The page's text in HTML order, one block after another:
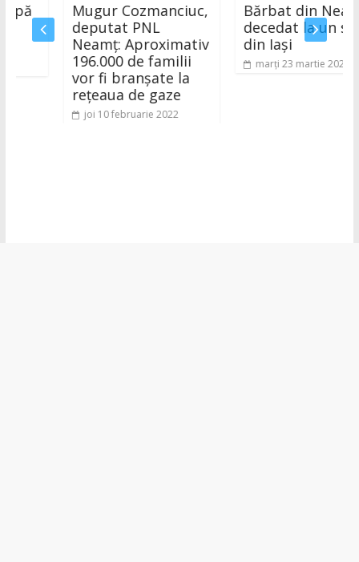
Mugur Cozmanciuc,
deputat PNL
Neamț: Aproximativ
196.000 de familii
vor fi branșate la
rețeaua de gaze
joi 10 februarie 2022
Bărbat din Neamț
decedat la un spital
din Iași
marți 23 martie 2021